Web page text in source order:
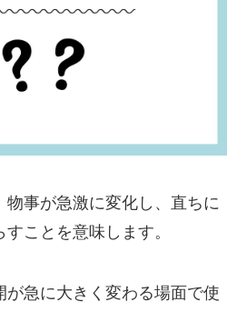
物事が急激に変化し、直ちに
ことを意味します。
が急に大きく変わる場面で使